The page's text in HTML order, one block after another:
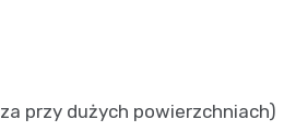
przy dużych powierzchniach)